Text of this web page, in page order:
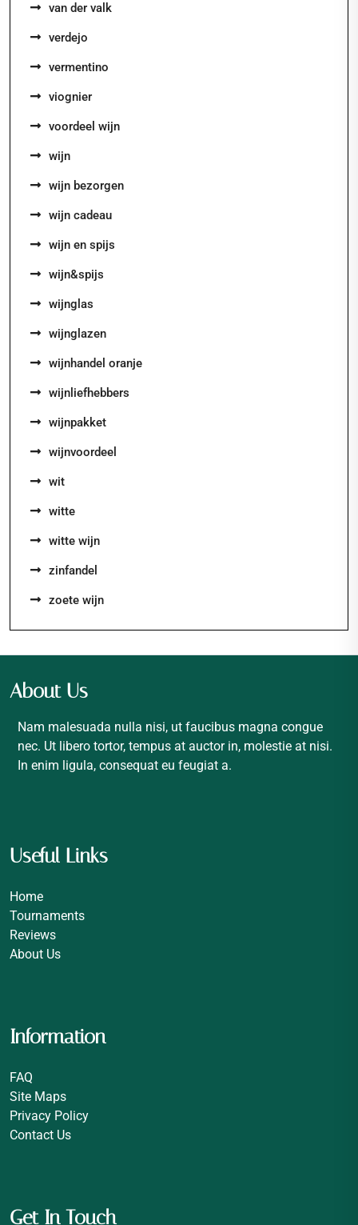
van der valk
verdejo
vermentino
viognier
voordeel wijn
wijn
wijn bezorgen
wijn cadeau
wijn en spijs
wijn&spijs
wijnglas
wijnglazen
wijnhandel oranje
wijnliefhebbers
wijnpakket
wijnvoordeel
wit
witte
witte wijn
zinfandel
zoete wijn
About Us
Nam malesuada nulla nisi, ut faucibus magna congue
nec. Ut libero tortor, tempus at auctor in, molestie at nisi.
In enim ligula, consequat eu feugiat a.
Useful Links
Home
Tournaments
Reviews
About Us
Information
FAQ
Site Maps
Privacy Policy
Contact Us
Get In Touch